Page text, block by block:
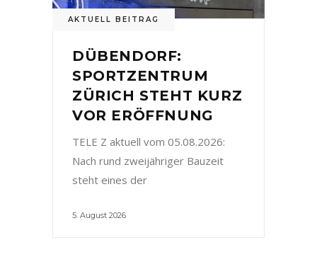
AKTUELL BEITRAG
DÜBENDORF:
SPORTZENTRUM
ZÜRICH STEHT KURZ
VOR ERÖFFNUNG
TELE Z aktuell vom 05.08.2026:
Nach rund zweijähriger Bauzeit
steht eines der
5. August 2026